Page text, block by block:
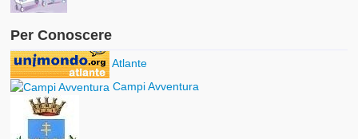
Per Conoscere
Atlante
Campi Avventura